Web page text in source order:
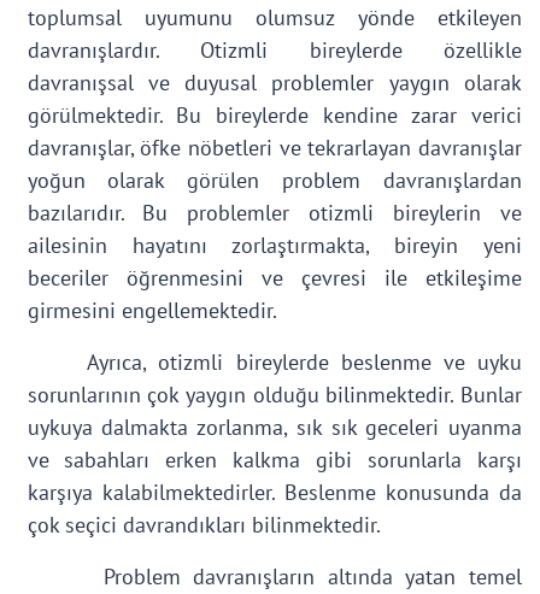
toplumsal uyumunu olumsuz yönde etkileyen
davranışlardır. Otizmli bireylerde özellikle
davranışsal ve duyusal problemler yaygın olarak
görülmektedir. Bu bireylerde kendine zarar verici
davranışlar, öfke nöbetleri ve tekrarlayan davranışlar
yoğun olarak görülen problem davranışlardan
bazılarıdır. Bu problemler otizmli bireylerin ve
ailesinin hayatını zorlaştırmakta, bireyin yeni
beceriler öğrenmesini ve çevresi ile etkileşime
girmesini engellemektedir.
Ayrıca, otizmli bireylerde beslenme ve uyku
sorunlarının çok yaygın olduğu bilinmektedir. Bunlar
uykuya dalmakta zorlanma, sık sık geceleri uyanma
ve sabahları erken kalkma gibi sorunlarla karşı
karşıya kalabilmektedirler. Beslenme konusunda da
çok seçici davrandıkları bilinmektedir.
Problem davranışların altında yatan temel